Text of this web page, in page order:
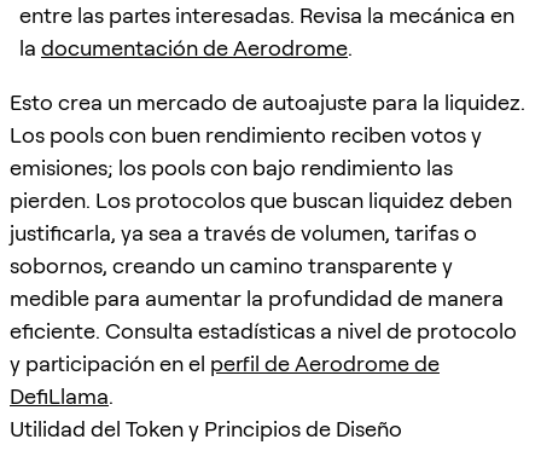
entre las partes interesadas. Revisa la mecánica en
la documentación de Aerodrome.
Esto crea un mercado de autoajuste para la liquidez.
Los pools con buen rendimiento reciben votos y
emisiones; los pools con bajo rendimiento las
pierden. Los protocolos que buscan liquidez deben
justificarla, ya sea a través de volumen, tarifas o
sobornos, creando un camino transparente y
medible para aumentar la profundidad de manera
eficiente. Consulta estadísticas a nivel de protocolo
y participación en el perfil de Aerodrome de
DefiLlama.
Utilidad del Token y Principios de Diseño